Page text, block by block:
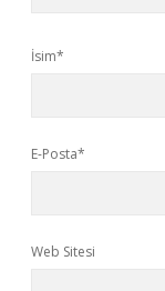
İsim*
E-Posta*
Web Sitesi